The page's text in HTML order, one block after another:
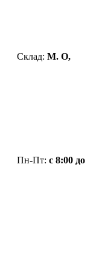
Склад: М. О,
Пн-Пт: с 8:00 до